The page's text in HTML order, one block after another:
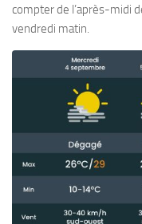
compter de l’après-midi
vendredi matin.